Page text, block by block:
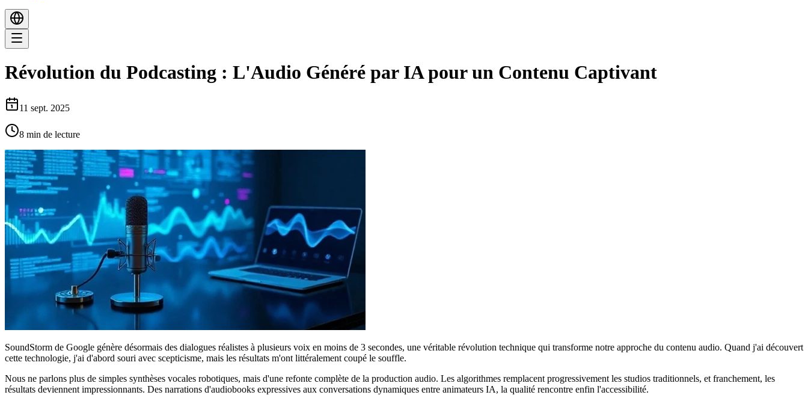
Révolution du Podcasting : L'Audio Généré par IA pour un Contenu Captivant
11 sept. 2025
8 min de lecture
SoundStorm de Google génère désormais des dialogues réalistes à plusieurs voix en moins de 3 secondes, une véritable révolution technique qui transforme notre approche du contenu audio. Quand j'ai découvert
cette technologie, j'ai d'abord souri avec scepticisme, mais les résultats m'ont littéralement coupé le souffle.
Nous ne parlons plus de simples synthèses vocales robotiques, mais d'une refonte complète de la production audio. Les algorithmes remplacent progressivement les studios traditionnels, et franchement, les
résultats deviennent impressionnants. Des narrations d'audiobooks expressives aux conversations dynamiques entre animateurs IA, la qualité rencontre enfin l'accessibilité.